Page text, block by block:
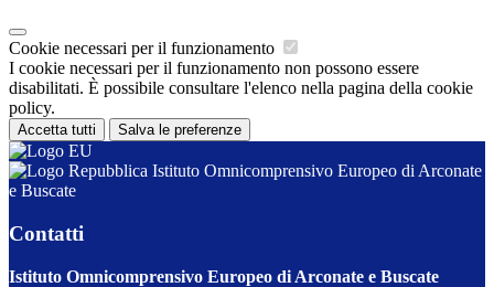
Cookie necessari per il funzionamento
I cookie necessari per il funzionamento non possono essere
disabilitati. È possibile consultare l'elenco nella pagina della cookie
policy.
Accetta tutti Salva le preferenze
Istituto Omnicomprensivo Europeo di Arconate
e Buscate
Contatti
Istituto Omnicomprensivo Europeo di Arconate e Buscate